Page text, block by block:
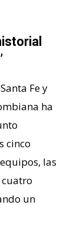
Fe y
ha
cinco
las
cuatro
un